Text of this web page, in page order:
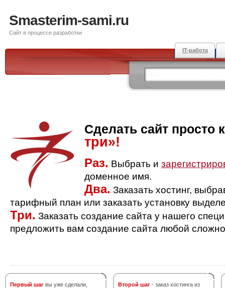
Smasterim-sami.ru
Сайт в процессе разработки
IT-работа
Сделать сайт просто
три»!
Раз. Выбрать и
доменное имя.
Два. Заказать хостинг,
тарифный план или заказать установку
Три. Заказать создание сайта у нашего
предложить вам создание сайта любой
Первый шаг вы уже сделали,
Второй шаг - заказ хостинга из